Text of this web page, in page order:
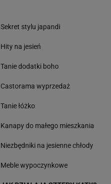
Sekret stylu japandi
Hity na jesień
Tanie dodatki boho
Castorama wyprzedaż
Tanie łóżko
Kanapy do małego mieszkania
Niezbędniki na jesienne chłody
Meble wypoczynkowe